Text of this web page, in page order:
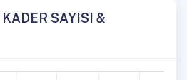
SAYISI &